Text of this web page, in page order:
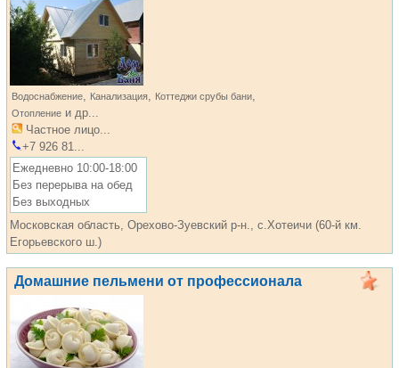
Водоснабжение, Канализация, Коттеджи срубы бани,
Отопление и др...
Частное лицо...
+7 926 81...
Ежедневно 10:00-18:00
Без перерыва на обед
Без выходных
Московская область, Орехово-Зуевский р-н., с.Хотеичи (60-й км.
Егорьевского ш.)
Домашние пельмени от профессионала